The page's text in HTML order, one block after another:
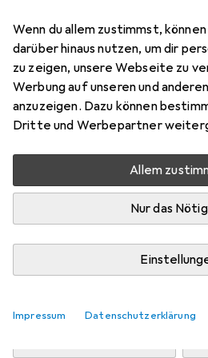
Wenn du allem zustimmst,
darüber hinaus nutzen, um dir
zu zeigen, unsere Webseite zu
Werbung auf unseren und
anzuzeigen. Dazu können
Dritte und Werbepartner
Allem
Nur das
Impressum Datenschutzerklärung
Preis in EUR inkl. MwSt.
552
Bewertungen
Testberichte
Sehr gut bei 1 Test
Zwischen Mo, 10.8. und Di,
Mehr als 10 Stück an Lager
Lieferort angeben für